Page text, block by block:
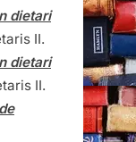
dietari
II.
dietari
II.